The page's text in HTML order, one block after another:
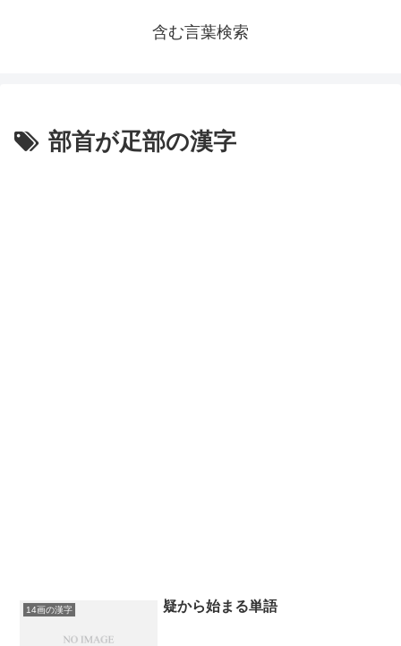
含む言葉検索
部首が疋部の漢字
14画の漢字 疑から始まる単語